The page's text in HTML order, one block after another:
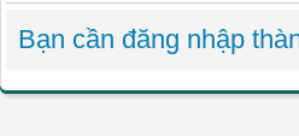
Bạn cần đăng nhập